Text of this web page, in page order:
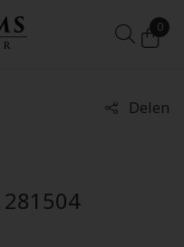
0
Delen